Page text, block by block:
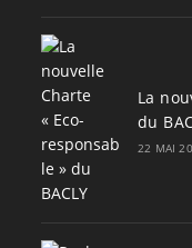
La
du
22 MAI